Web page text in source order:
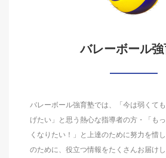
バレーボール
バレーボール強育塾では、「今は弱くて
げたい」と思う熱心な指導者の方・「も
くなりたい！」と上達のために努力を惜
のために、役立つ情報をたくさんお届けし